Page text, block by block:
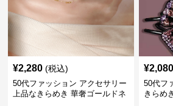
¥2,280 (税込)
50代ファッション アクセサリー
上品なきらめき 華奢ゴールドネ
¥2,080
50代フ
きらめ